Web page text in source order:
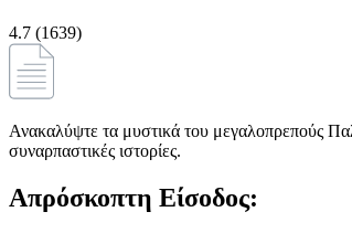
4.7 (1639)
Ανακαλύψτε τα μυστικά του μεγαλοπρεπούς
συναρπαστικές ιστορίες.
Απρόσκοπτη Είσοδος: